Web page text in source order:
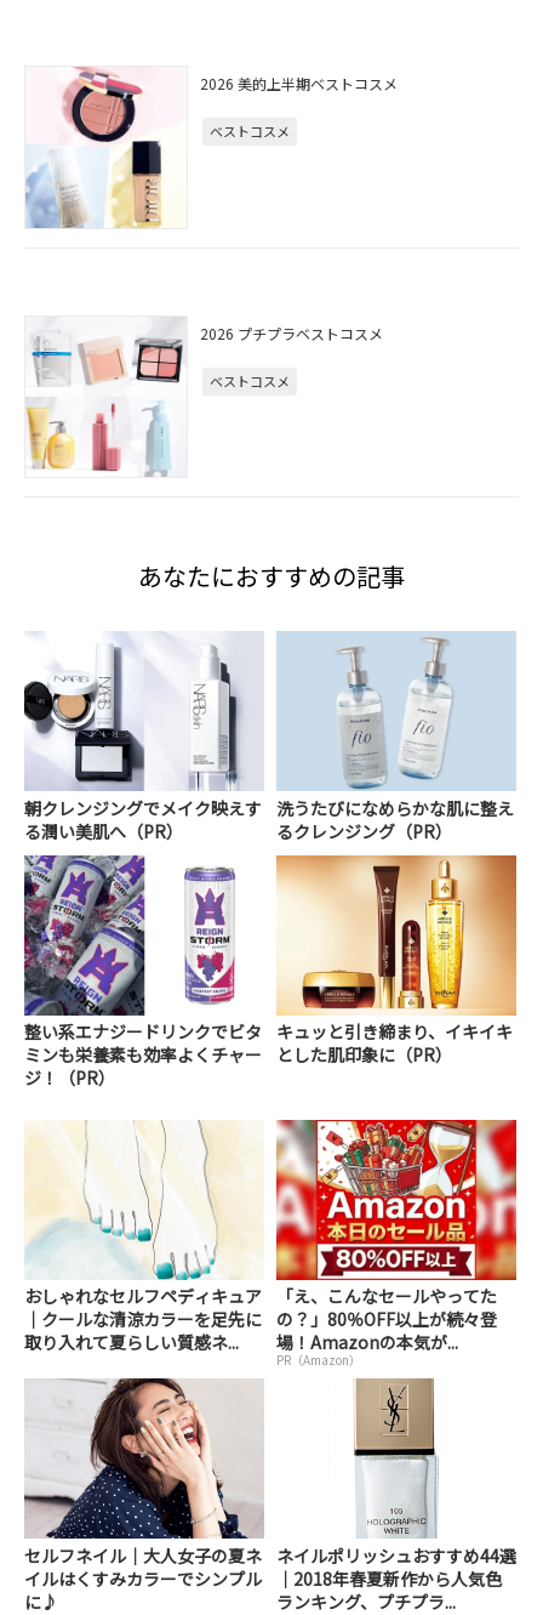
2026 美的上半期ベストコスメ
ベストコスメ
2026 プチプラベストコスメ
ベストコスメ
あなたにおすすめの記事
朝クレンジングでメイク映えす
る潤い美肌へ（PR）
洗うたびになめらかな肌に整え
るクレンジング（PR）
整い系エナジードリンクでビタ
ミンも栄養素も効率よくチャー
ジ！（PR）
キュッと引き締まり、イキイキ
とした肌印象に（PR）
おしゃれなセルフペディキュア
｜クールな清涼カラーを足先に
取り入れて夏らしい質感ネ...
「え、こんなセールやってた
の？」80％OFF以上が続々登
場！Amazonの本気が...
PR（Amazon）
セルフネイル｜大人女子の夏ネ
イルはくすみカラーでシンプル
に♪
ネイルポリッシュおすすめ44選
｜2018年春夏新作から人気色
ランキング、プチプラ...